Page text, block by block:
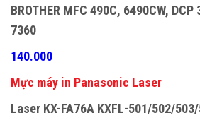
BROTHER MFC 490C, 6490CW,
7360
140.000
Mực máy in Panasonic Laser
Laser KX-FA76A KXFL-501/502/